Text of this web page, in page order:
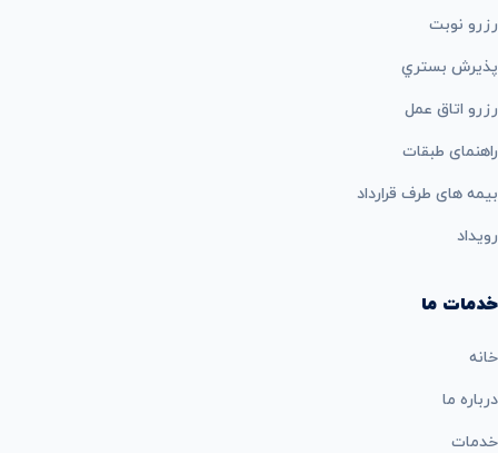
رزرو نوبت
پذيرش بستري
رزرو اتاق عمل
راهنمای طبقات
بيمه های طرف قرارداد
رویداد
خدمات ما
خانه
درباره ما
خدمات